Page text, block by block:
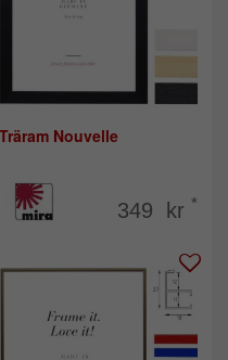
Träram Nouvelle
349 kr *